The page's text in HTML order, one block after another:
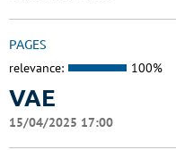
PAGES
relevance: 100%
VAE
15/04/2025 17:00